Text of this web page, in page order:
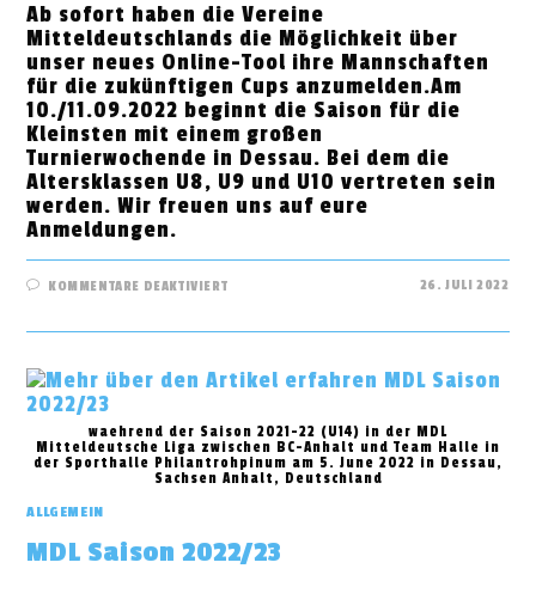
Ab sofort haben die Vereine
Mitteldeutschlands die Möglichkeit über
unser neues Online-Tool ihre Mannschaften
für die zukünftigen Cups anzumelden.Am
10./11.09.2022 beginnt die Saison für die
Kleinsten mit einem großen
Turnierwochende in Dessau. Bei dem die
Altersklassen U8, U9 und U10 vertreten sein
werden. Wir freuen uns auf eure
Anmeldungen.
KOMMENTARE DEAKTIVIERTFÜR
SAISON
26. JULI 2022
waehrend der Saison 2021-22 (U14) in der MDL
Mitteldeutsche Liga zwischen BC-Anhalt und Team Halle in
der Sporthalle Philantrohpinum am 5. June 2022 in Dessau,
Sachsen Anhalt, Deutschland
ALLGEMEIN
MDL Saison 2022/23